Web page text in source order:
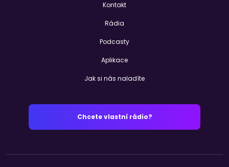
Kontakt
Rádia
Podcasty
Aplikace
Jak si nás naladíte
Chcete vlastní rádio?